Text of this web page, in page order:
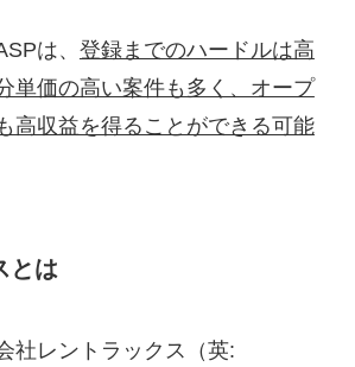
は、 登録までのハードルは高
単価の高い案件も多く、オープ
高収益を得ることができる可能
とは
社レントラックス（英: